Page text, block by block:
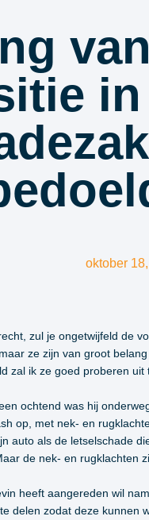
in
oktober
zul je ongetwijfeld de
ze zijn van groot
zal ik ze goed proberen uit
ochtend was hij
op, met nek- en
auto als de letselschade
de nek- en rugklachten
heeft aangereden wil
delen zodat deze